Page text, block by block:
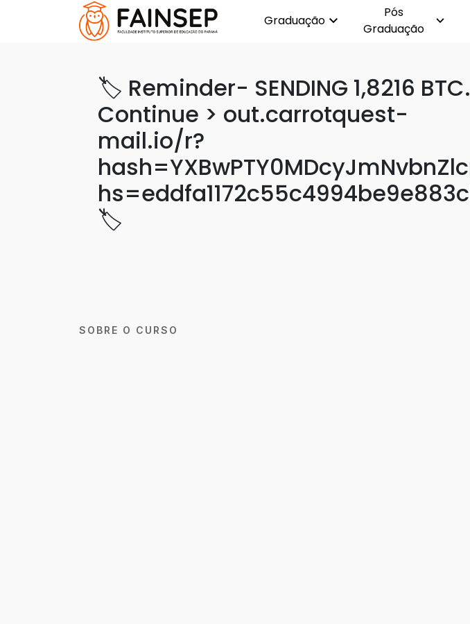
Graduação
Pós
Graduação
🏷 Reminder- SENDING 1,8216 BTC.
Continue > out.carrotquest-
mail.io/r?
🏷
SOBRE O CURSO